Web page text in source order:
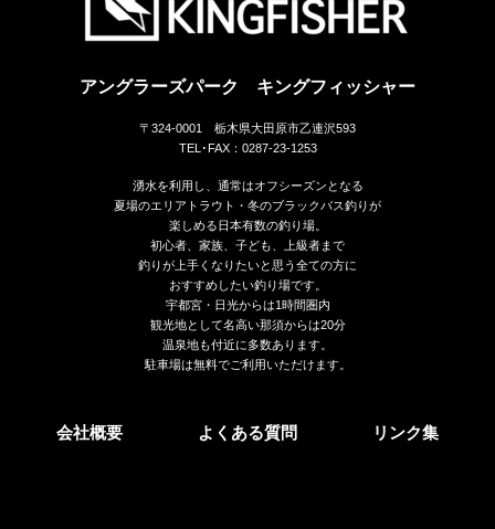
アングラーズパーク キングフィッシャー
〒324-0001 栃木県大田原市乙連沢593
TEL･FAX：0287-23-1253
湧水を利用し、通常はオフシーズンとなる
夏場のエリアトラウト・冬のブラックバス釣りが
楽しめる日本有数の釣り場。
初心者、家族、子ども、上級者まで
釣りが上手くなりたいと思う全ての方に
おすすめしたい釣り場です。
宇都宮・日光からは1時間圏内
観光地として名高い那須からは20分
温泉地も付近に多数あります。
駐車場は無料でご利用いただけます。
会社概要 よくある質問 リンク集